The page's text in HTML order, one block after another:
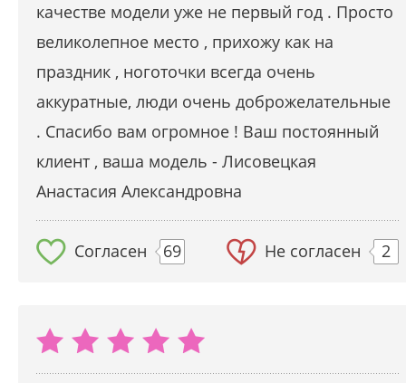
качестве модели уже не первый год . Просто
великолепное место , прихожу как на
праздник , ноготочки всегда очень
аккуратные, люди очень доброжелательные
. Спасибо вам огромное ! Ваш постоянный
клиент , ваша модель - Лисовецкая
Анастасия Александровна
Согласен 69 Не согласен 2